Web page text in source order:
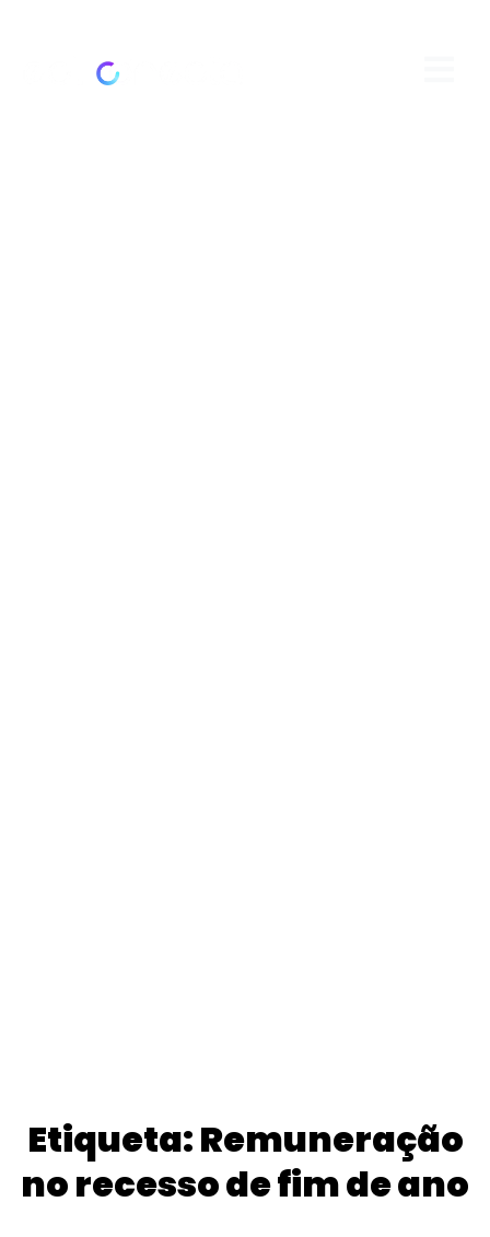
Etiqueta: Remuneração
no recesso de fim de ano